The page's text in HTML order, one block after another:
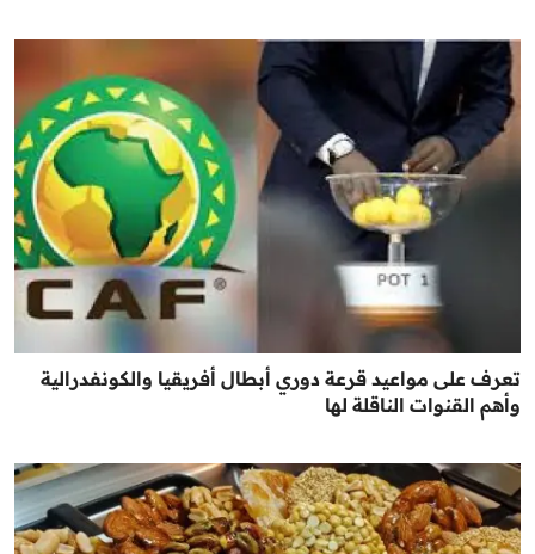
تعرف على مواعيد قرعة دوري أبطال أفريقيا والكونفدرالية
وأهم القنوات الناقلة لها